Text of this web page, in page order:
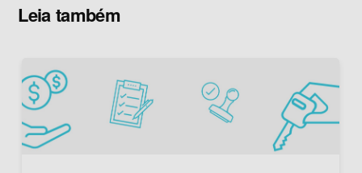
Leia também